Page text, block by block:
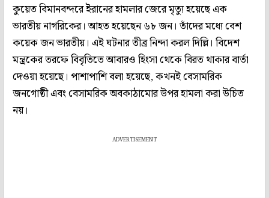
কুয়েত বিমানবন্দরে ইরানের হামলার জেরে মৃত্যু হয়েছে এক
ভারতীয় নাগরিকের। আহত হয়েছেন ৬৮ জন। তাঁদের মধ্যে বেশ
কয়েক জন ভারতীয়। এই ঘটনার তীব্র নিন্দা করল দিল্লি। বিদেশ
মন্ত্রকের তরফে বিবৃতিতে আবারও হিংসা থেকে বিরত থাকার বার্তা
দেওয়া হয়েছে। পাশাপাশি বলা হয়েছে, কখনই বেসামরিক
জনগোষ্ঠী এবং বেসামরিক অবকাঠামোর উপর হামলা করা উচিত
নয়।
ADVERTISEMENT